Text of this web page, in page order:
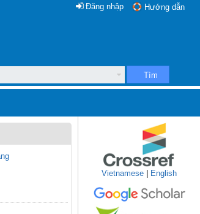
Hướng dẫn
Đăng nhập
Tìm
Vietnamese English